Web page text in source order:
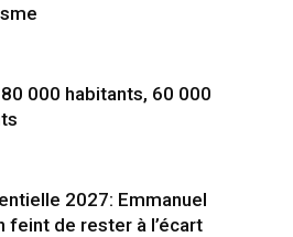
000 habitants, 60 000
2027: Emmanuel
feint de rester à l’écart